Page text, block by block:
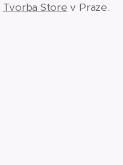
Tvorba Store v Praze.